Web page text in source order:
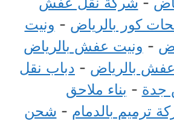
كور بالرياض- ونيت
- ونيت عفش بالرياض
بالرياض- دباب نقل
- بناء ملاحق
ترميم بالدمام- شحن